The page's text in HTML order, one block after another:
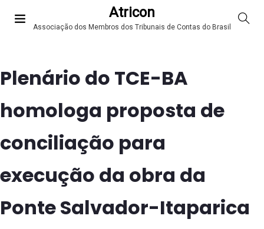
Atricon
Associação dos Membros dos Tribunais de Contas do Brasil
Plenário do TCE-BA
homologa proposta de
conciliação para
execução da obra da
Ponte Salvador-Itaparica